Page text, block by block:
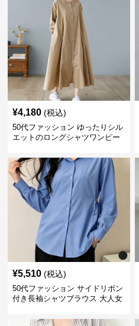
¥4,180 (税込)
50代ファッション ゆったりシル
エットのロングシャツワンピー
¥5,510 (税込)
50代ファッション サイドリボン
付き長袖シャツブラウス 大人女